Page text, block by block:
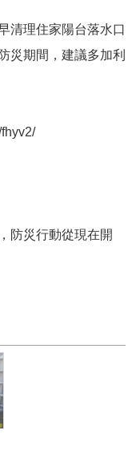
清理住家陽台落水口
災期間，建議多加利
防災行動從現在開